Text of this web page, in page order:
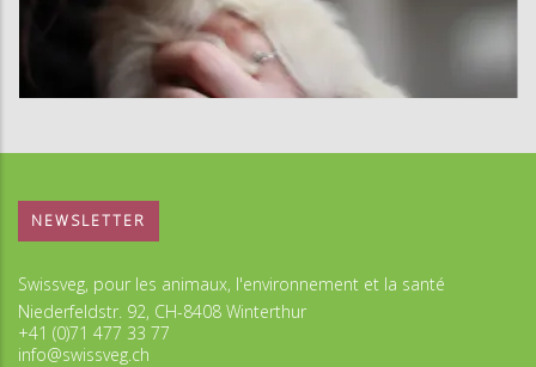
NEWSLETTER
Swissveg, pour les animaux, l'environnement et la santé
Niederfeldstr. 92, CH-8408 Winterthur
+41 (0)71 477 33 77
info@swissveg.ch